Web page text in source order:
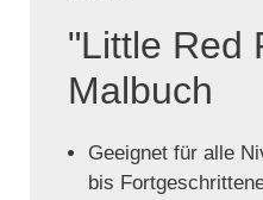
"Little Red
Malbuch
Geeignet für alle
bis